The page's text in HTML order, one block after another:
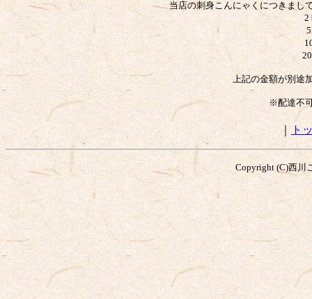
当店の刺身こんにゃくにつきまし
2
上記の金額が別途
※配達不
｜ ト
Copyright (C)西川